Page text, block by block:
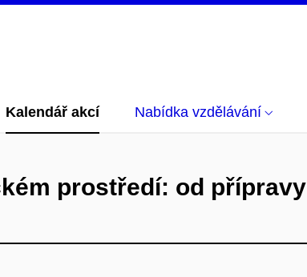
Kalendář akcí Nabídka vzdělávání
prostředí: od přípravy